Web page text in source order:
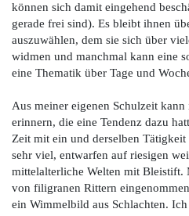
können sich damit eingehend
gerade frei sind). Es bleibt ihnen
auszuwählen, dem sie sich über
widmen und manchmal kann eine
eine Thematik über Tage und
Aus meiner eigenen Schulzeit
erinnern, die eine Tendenz dazu
Zeit mit ein und derselben
sehr viel, entwarfen auf riesigen
mittelalterliche Welten mit Bleistift.
von filigranen Rittern
ein Wimmelbild aus Schlachten.